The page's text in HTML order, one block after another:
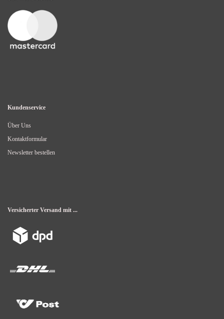
Kundenservice
Über Uns
Kontaktformular
Newsletter bestellen
Versicherter Versand mit ...